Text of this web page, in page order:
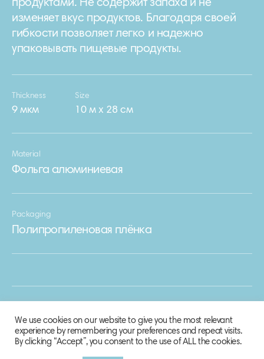
продуктами. Не содержит запаха и не
изменяет вкус продуктов. Благодаря своей
гибкости позволяет легко и надежно
упаковывать пищевые продукты.
Thickness
9 мкм
Size
10 м х 28 см
Material
Фольга алюминиевая
Packaging
Полипропиленовая плёнка
We use cookies on our website to give you the most relevant
experience by remembering your preferences and repeat visits.
By clicking “Accept”, you consent to the use of ALL the cookies.